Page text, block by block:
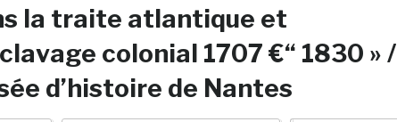
la traite atlantique et
colonial 1707 €“ 1830 » /
d’histoire de Nantes